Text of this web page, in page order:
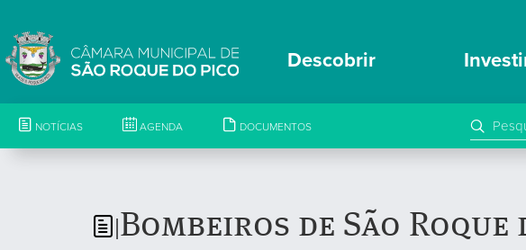
Descobrir
NOTÍCIAS AGENDA DOCUMENTOS
Bombeiros de São Roque